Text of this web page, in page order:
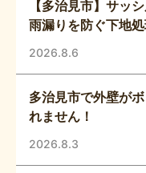
【多治見市】サッ
雨漏りを防ぐ下地
2026.8.6
多治見市で外壁が
れません！
2026.8.3